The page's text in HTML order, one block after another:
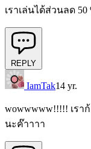
เราเล่นได้ส่วนลด
REPLY
IamTak14 yr.
wowwwww!!!!! เรา
นะค๊าาาา